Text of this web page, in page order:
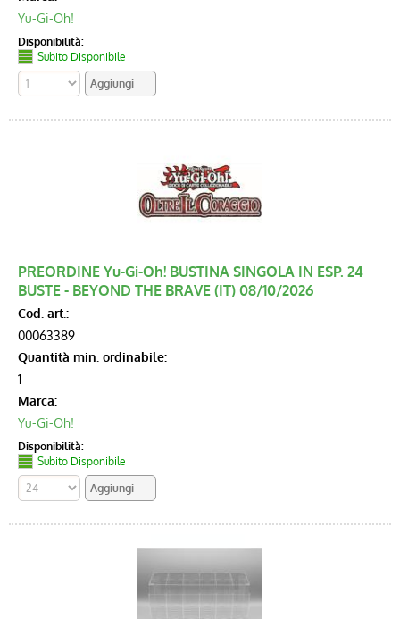
Yu-Gi-Oh!
Disponibilità:
Subito Disponibile
PREORDINE Yu-Gi-Oh! BUSTINA SINGOLA IN ESP. 24
BUSTE - BEYOND THE BRAVE (IT) 08/10/2026
Cod. art.:
00063389
Quantità min. ordinabile:
1
Marca:
Yu-Gi-Oh!
Disponibilità:
Subito Disponibile